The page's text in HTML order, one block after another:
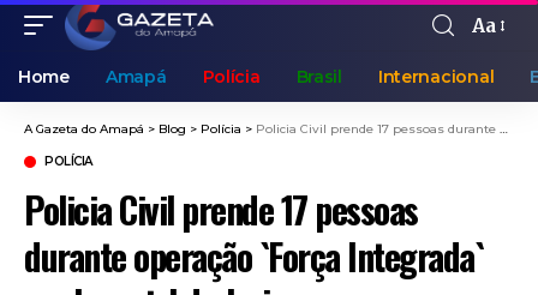
Aa
Home Amapá Polícia Brasil Internacional
A Gazeta do Amapá > Blog > Polícia > Policia Civil prende 17 pessoas durante operação `Força Integrada` em Laranjal do Jari
POLÍCIA
Policia Civil prende 17 pessoas
durante operação `Força Integrada`